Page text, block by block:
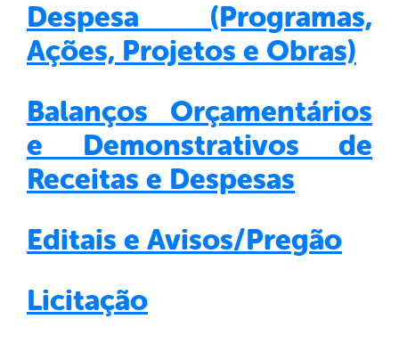
Despesa (Programas,
Ações, Projetos e Obras)
Balanços Orçamentários
e Demonstrativos de
Receitas e Despesas
Editais e Avisos/Pregão
Licitação